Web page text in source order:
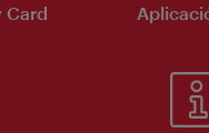
Card